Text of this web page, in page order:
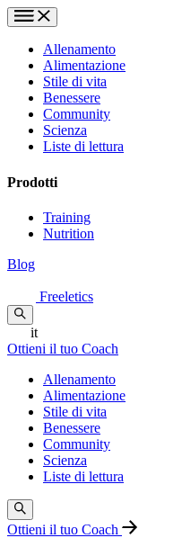
Allenamento
Alimentazione
Stile di vita
Benessere
Community
Scienza
Liste di lettura
Prodotti
Training
Nutrition
Blog
Freeletics
it
Ottieni il tuo Coach
Allenamento
Alimentazione
Stile di vita
Benessere
Community
Scienza
Liste di lettura
Ottieni il tuo Coach